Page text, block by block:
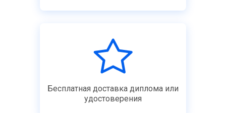
Бесплатная доставка диплома или
удостоверения